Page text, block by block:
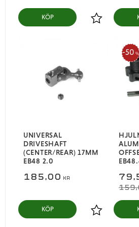
Lägg till i
KÖP
UNIVERSAL
DRIVESHAFT
(CENTER/REAR) 17MM
EB48 2.0
185,00 KR
Lägg till i
KÖP
50 %